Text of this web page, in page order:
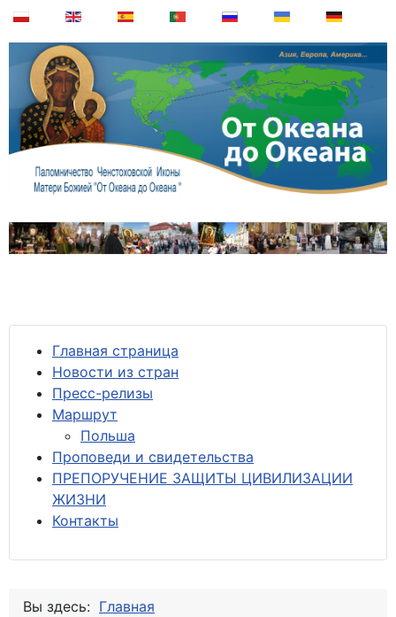
Главная страница
Новости из стран
Пресс-релизы
Маршрут
Польша
Проповеди и свидетельства
ПРЕПОРУЧЕНИЕ ЗАЩИТЫ ЦИВИЛИЗАЦИИ
ЖИЗНИ
Контакты
Вы здесь: Главная